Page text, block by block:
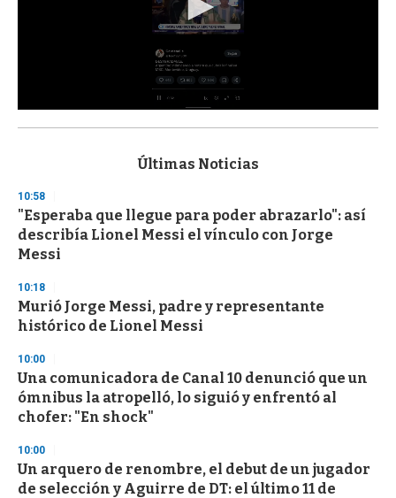
s
d
s
o
f
3
s
e
c
o
d
s
Últimas Noticias
10:58
"Esperaba que llegue para poder abrazarlo": así
describía Lionel Messi el vínculo con Jorge
Messi
10:18
Murió Jorge Messi, padre y representante
histórico de Lionel Messi
10:00
Una comunicadora de Canal 10 denunció que un
ómnibus la atropelló, lo siguió y enfrentó al
chofer: "En shock"
10:00
Un arquero de renombre, el debut de un jugador
de selección y Aguirre de DT: el último 11 de